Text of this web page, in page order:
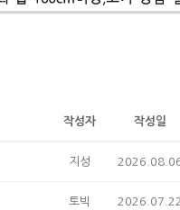
작성자 작성일
지성
토빅 2026.07.22